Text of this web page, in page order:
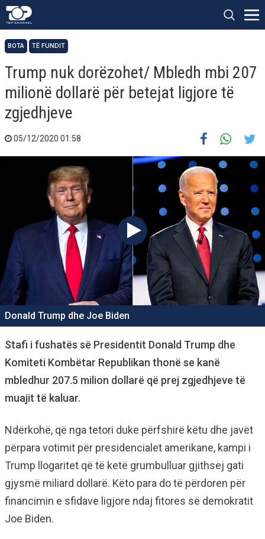
BOTA TË FUNDIT
Trump nuk dorëzohet/ Mbledh mbi 207
milionë dollarë për betejat ligjore të
zgjedhjeve
05/12/2020 01:58
Donald Trump dhe Joe Biden
Stafi i fushatës së Presidentit Donald Trump dhe
Komiteti Kombëtar Republikan thonë se kanë
mbledhur 207.5 milion dollarë që prej zgjedhjeve të
muajit të kaluar.
Ndërkohë, që nga tetori duke përfshirë këtu dhe javët
përpara votimit për presidencialet amerikane, kampi i
Trump llogaritet që të ketë grumbulluar gjithsej gati
gjysmë miliard dollarë. Këto para do të përdoren për
financimin e sfidave ligjore ndaj fitores së demokratit
Joe Biden.